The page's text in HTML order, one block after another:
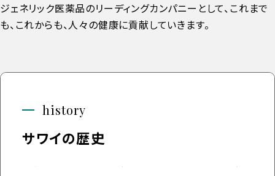
ジェネリック医薬品のリーディングカンパニーとして、これまで
も、これからも、人々の健康に貢献していきます。
history
サワイの歴史
約100年前、農家の娘であった「澤井乃よ」によって、沢